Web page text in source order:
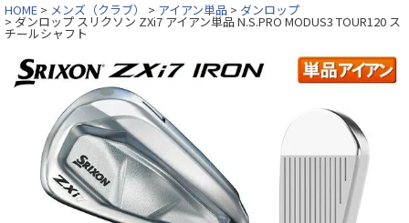
HOME メンズ（クラブ） アイアン単品 ダンロップ
ダンロップ スリクソン ZXi7 アイアン単品 N.S.PRO MODUS3 TOUR120 ス
チールシャフト